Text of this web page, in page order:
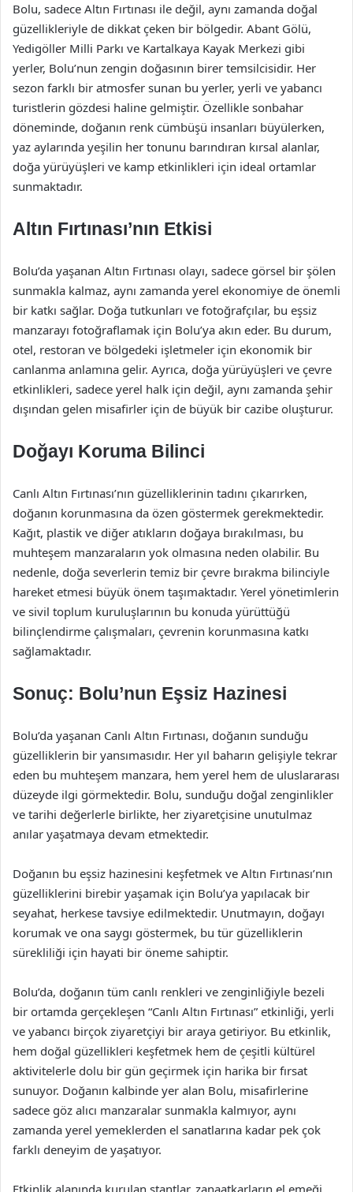
Bolu, sadece Altın Fırtınası ile değil, aynı zamanda doğal
güzellikleriyle de dikkat çeken bir bölgedir. Abant Gölü,
Yedigöller Milli Parkı ve Kartalkaya Kayak Merkezi gibi
yerler, Bolu’nun zengin doğasının birer temsilcisidir. Her
sezon farklı bir atmosfer sunan bu yerler, yerli ve yabancı
turistlerin gözdesi haline gelmiştir. Özellikle sonbahar
döneminde, doğanın renk cümbüşü insanları büyülerken,
yaz aylarında yeşilin her tonunu barındıran kırsal alanlar,
doğa yürüyüşleri ve kamp etkinlikleri için ideal ortamlar
sunmaktadır.
Altın Fırtınası’nın Etkisi
Bolu’da yaşanan Altın Fırtınası olayı, sadece görsel bir şölen
sunmakla kalmaz, aynı zamanda yerel ekonomiye de önemli
bir katkı sağlar. Doğa tutkunları ve fotoğrafçılar, bu eşsiz
manzarayı fotoğraflamak için Bolu’ya akın eder. Bu durum,
otel, restoran ve bölgedeki işletmeler için ekonomik bir
canlanma anlamına gelir. Ayrıca, doğa yürüyüşleri ve çevre
etkinlikleri, sadece yerel halk için değil, aynı zamanda şehir
dışından gelen misafirler için de büyük bir cazibe oluşturur.
Doğayı Koruma Bilinci
Canlı Altın Fırtınası’nın güzelliklerinin tadını çıkarırken,
doğanın korunmasına da özen göstermek gerekmektedir.
Kağıt, plastik ve diğer atıkların doğaya bırakılması, bu
muhteşem manzaraların yok olmasına neden olabilir. Bu
nedenle, doğa severlerin temiz bir çevre bırakma bilinciyle
hareket etmesi büyük önem taşımaktadır. Yerel yönetimlerin
ve sivil toplum kuruluşlarının bu konuda yürüttüğü
bilinçlendirme çalışmaları, çevrenin korunmasına katkı
sağlamaktadır.
Sonuç: Bolu’nun Eşsiz Hazinesi
Bolu’da yaşanan Canlı Altın Fırtınası, doğanın sunduğu
güzelliklerin bir yansımasıdır. Her yıl baharın gelişiyle tekrar
eden bu muhteşem manzara, hem yerel hem de uluslararası
düzeyde ilgi görmektedir. Bolu, sunduğu doğal zenginlikler
ve tarihi değerlerle birlikte, her ziyaretçisine unutulmaz
anılar yaşatmaya devam etmektedir.
Doğanın bu eşsiz hazinesini keşfetmek ve Altın Fırtınası’nın
güzelliklerini birebir yaşamak için Bolu’ya yapılacak bir
seyahat, herkese tavsiye edilmektedir. Unutmayın, doğayı
korumak ve ona saygı göstermek, bu tür güzelliklerin
sürekliliği için hayati bir öneme sahiptir.
Bolu’da, doğanın tüm canlı renkleri ve zenginliğiyle bezeli
bir ortamda gerçekleşen “Canlı Altın Fırtınası” etkinliği, yerli
ve yabancı birçok ziyaretçiyi bir araya getiriyor. Bu etkinlik,
hem doğal güzellikleri keşfetmek hem de çeşitli kültürel
aktivitelerle dolu bir gün geçirmek için harika bir fırsat
sunuyor. Doğanın kalbinde yer alan Bolu, misafirlerine
sadece göz alıcı manzaralar sunmakla kalmıyor, aynı
zamanda yerel yemeklerden el sanatlarına kadar pek çok
farklı deneyim de yaşatıyor.
Etkinlik alanında kurulan stantlar, zanaatkarların el emeği